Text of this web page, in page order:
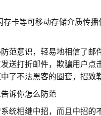
等可移动存储介质传播
意识，轻易地相信了邮
送打折邮件，欺骗用户点
了不法黑客的圈套，招致
诉你怎么防范
相继中招，而且中招的